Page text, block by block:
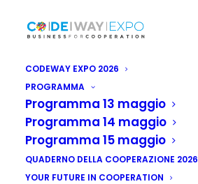
CODEWAY EXPO 2026
PROGRAMMA
Programma 13 maggio
Programma 14 maggio
Programma 15 maggio
QUADERNO DELLA COOPERAZIONE 2026
YOUR FUTURE IN COOPERATION